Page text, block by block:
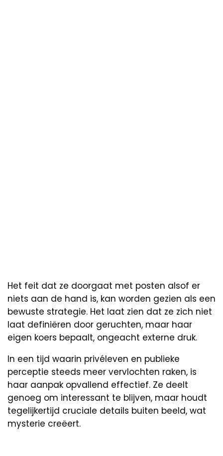
Het feit dat ze doorgaat met posten alsof er
niets aan de hand is, kan worden gezien als een
bewuste strategie. Het laat zien dat ze zich niet
laat definiëren door geruchten, maar haar
eigen koers bepaalt, ongeacht externe druk.
In een tijd waarin privéleven en publieke
perceptie steeds meer vervlochten raken, is
haar aanpak opvallend effectief. Ze deelt
genoeg om interessant te blijven, maar houdt
tegelijkertijd cruciale details buiten beeld, wat
mysterie creëert.